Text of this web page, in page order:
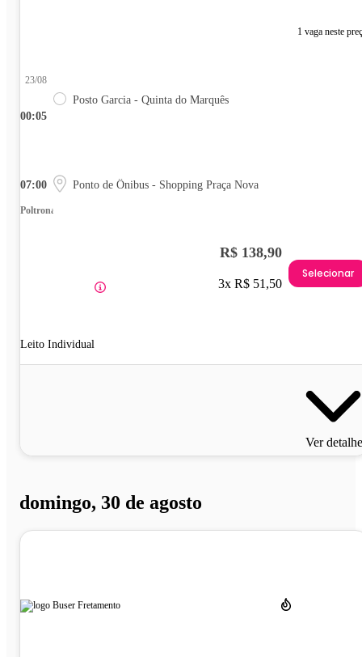
1 vaga neste
00:05
23/08
Posto Garcia - Quinta do Marquês
07:00 Ponto de Ônibus - Shopping Praça Nova
Poltrona
Leito Individual
R$ 138,90
3x R$ 51,50
Selecionar
Ver
domingo, 30 de agosto